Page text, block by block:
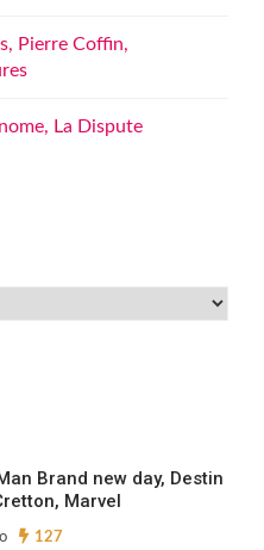
Pierre Coffin,
La Dispute
Brand new day, Destin
Marvel
127